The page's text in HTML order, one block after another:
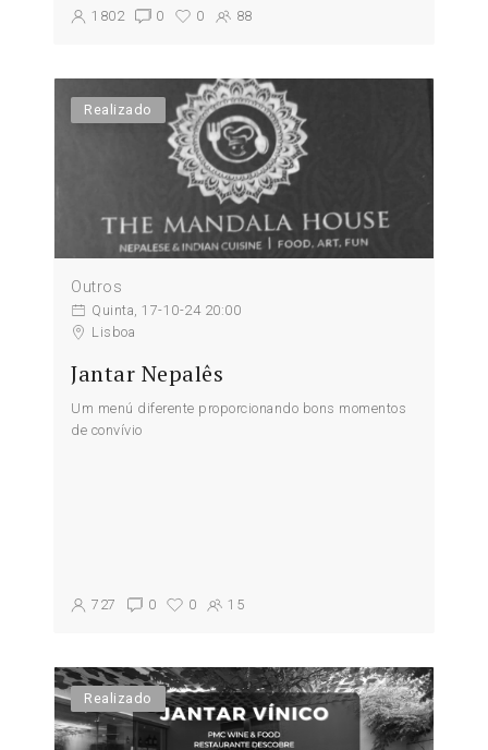
1802 0 0 88
Realizado
Outros
Quinta, 17-10-24 20:00
Lisboa
Jantar Nepalês
Um menú diferente proporcionando bons momentos
de convívio
727 0 0 15
Realizado